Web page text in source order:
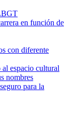
en función de
con diferente
al espacio cultural
nombres
para la